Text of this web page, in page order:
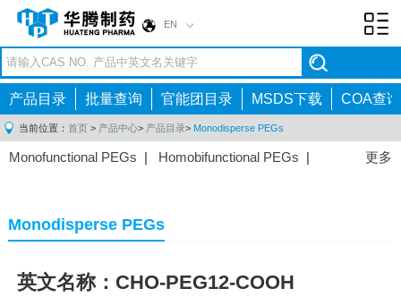
EN
产品目录 批量查询 官能团目录 MSDS下载 COA查询
当前位置： 首页 > 产品中心> 产品目录> Monodisperse PEGs
更多
Monofunctional PEGs | Homobifunctional PEGs |
Monodisperse PEGs
英文名称：CHO-PEG12-COOH